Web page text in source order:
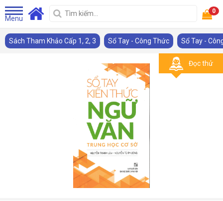
Menu
0
Sách Tham Khảo Cấp 1, 2, 3 Sổ Tay - Công Thức Sổ Tay -
Đọc thử